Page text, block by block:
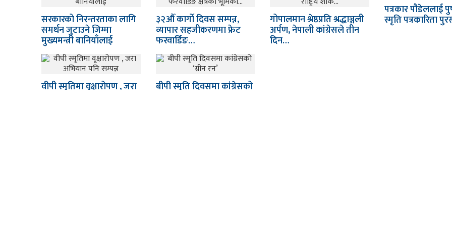
सरकारको निरन्तरताका लागि
समर्थन जुटाउने जिम्मा
मुख्यमन्त्री बानियाँलाई
३२औँ कार्गो दिवस सम्पन्न,
व्यापार सहजीकरणमा फ्रेट
फरवार्डिङ…
गोपालमान श्रेष्ठप्रति श्रद्धाञ्जली
अर्पण, नेपाली कांग्रेसले तीन
दिन…
पत्रकार पौडेललाई
स्मृति पत्रकारिता
वीपी स्मृतिमा वृक्षारोपण , जरा बीपी स्मृति दिवसमा कांग्रेसको